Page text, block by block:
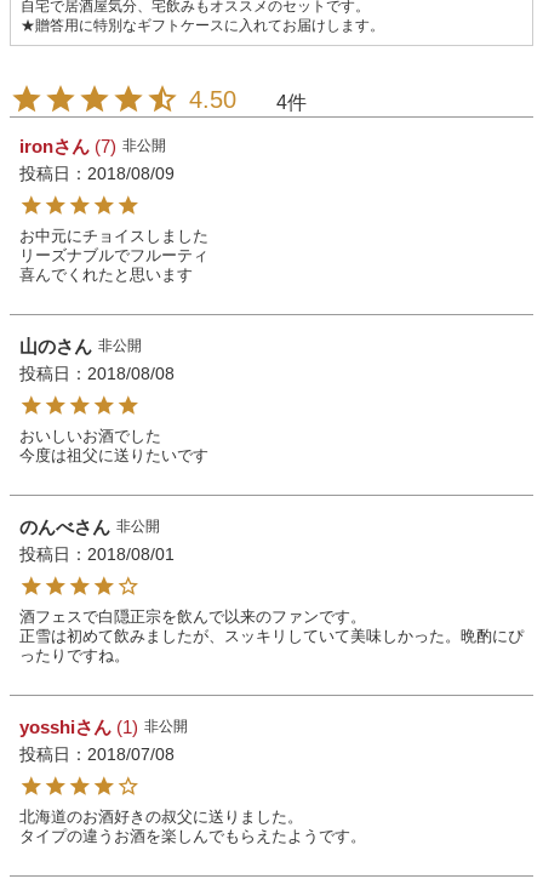
自宅で居酒屋気分、宅飲みもオススメのセットです。
★贈答用に特別なギフトケースに入れてお届けします。
4.50 4
iron 7 非公開
投稿日 2018/08/09
お中元にチョイスしました
リーズナブルでフルーティ
喜んでくれたと思います
山の 非公開
投稿日 2018/08/08
おいしいお酒でした
今度は祖父に送りたいです
のんべ 非公開
投稿日 2018/08/01
酒フェスで白隠正宗を飲んで以来のファンです。
正雪は初めて飲みましたが、スッキリしていて美味しかった。晩酌にぴ
ったりですね。
yosshi 1 非公開
投稿日 2018/07/08
北海道のお酒好きの叔父に送りました。